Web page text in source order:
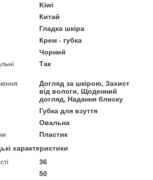
Kiwi
Китай
Гладка шкіра
Крем - губка
Чорний
Так
Догляд за шкірою, Захист
від вологи, Щоденний
догляд, Надання блиску
Губка для взуття
Овальна
Пластик
характеристики
36
50